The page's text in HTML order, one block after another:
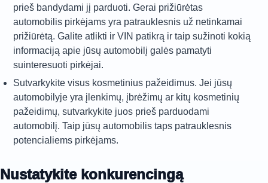
prieš bandydami jį parduoti. Gerai prižiūrėtas
automobilis pirkėjams yra patrauklesnis už netinkamai
prižiūrėtą. Galite atlikti ir VIN patikrą ir taip sužinoti kokią
informaciją apie jūsų automobilį galės pamatyti
suinteresuoti pirkėjai.
Sutvarkykite visus kosmetinius pažeidimus. Jei jūsų
automobilyje yra įlenkimų, įbrėžimų ar kitų kosmetinių
pažeidimų, sutvarkykite juos prieš parduodami
automobilį. Taip jūsų automobilis taps patrauklesnis
potencialiems pirkėjams.
Nustatykite konkurencingą